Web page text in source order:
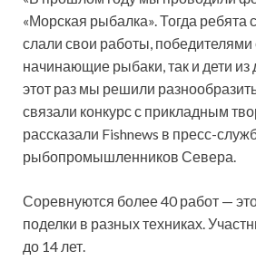
«Морская рыбалка». Тогда ребята
слали свои работы, победителями
начинающие рыбаки, так и дети из
этот раз мы решили
связали конкурс с прикладным
рассказали Fishnews в пресс-
рыбопромышленников Севера.
Соревнуются более 40 работ —
поделки в разных техниках.
до 14 лет.